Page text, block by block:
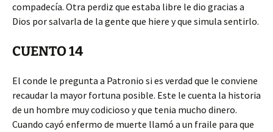
compadecía. Otra perdiz que estaba libre le dio gracias a
Dios por salvarla de la gente que hiere y que simula sentirlo.
CUENTO 14
El conde le pregunta a Patronio si es verdad que le conviene
recaudar la mayor fortuna posible. Este le cuenta la historia
de un hombre muy codicioso y que tenia mucho dinero.
Cuando cayó enfermo de muerte llamó a un fraile para que